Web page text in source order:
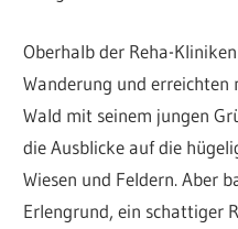
Oberhalb der Reha-
Wanderung und erreichten
Wald mit seinem jungen
die Ausblicke auf die
Wiesen und Feldern. Aber
Erlengrund, ein schattiger